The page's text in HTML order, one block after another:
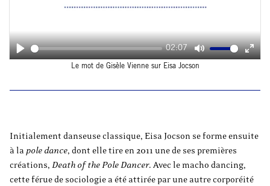
Play
02:07
Mute
Le mot de Gisèle Vienne sur Eisa Jocson
Initialement danseuse classique, Eisa Jocson se forme ensuite
à la pole dance, dont elle tire en 2011 une de ses premières
créations, Death of the Pole Dancer. Avec le macho dancing,
cette férue de sociologie a été attirée par une autre corporéité